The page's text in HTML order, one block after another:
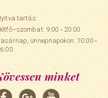
tartás:
9:00 ‑ 20:00
ünnepnapokon: 10:00 ‑
minket